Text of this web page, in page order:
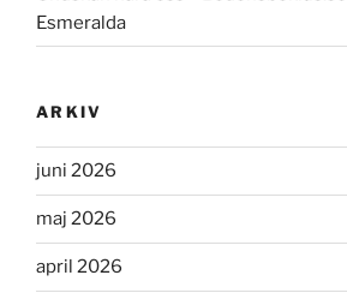
Esmeralda
ARKIV
juni 2026
maj 2026
april 2026